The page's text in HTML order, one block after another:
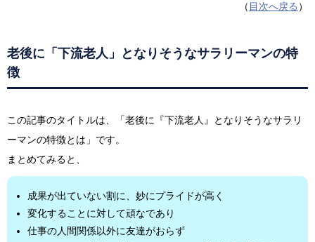
（ 目次へ戻る ）
老後に「下流老人」となりそうなサラリーマンの特
徴
この記事のタイトルは、「老後に『下流老人』となりそうなサラリ
ーマンの特徴とは」です。
まとめてみると、
成果が出ていない割に、妙にプライドが高く
変化することに対して頑なであり
仕事の人間関係以外に友達がおらず